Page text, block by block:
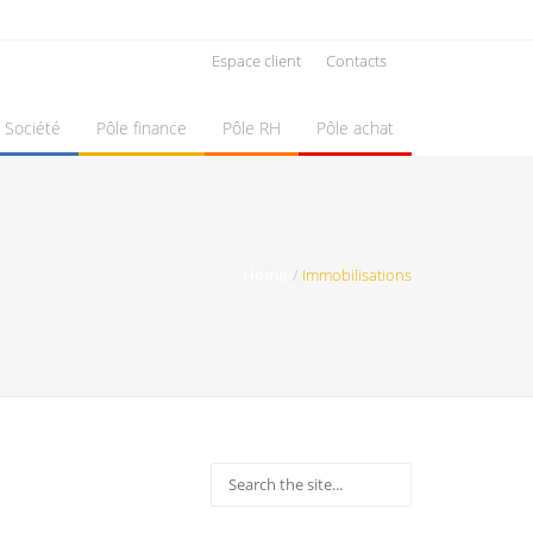
Espace client Contacts
Société Pôle finance Pôle RH Pôle achat
Immobilisations